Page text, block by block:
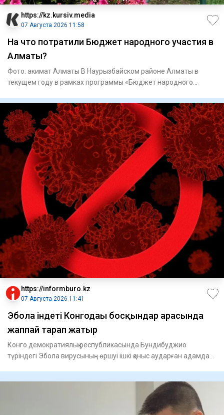
https://kz.kursiv.media
07 Августа 2026 11:58
На что потратили Бюджет народного участия в
Алматы?
Фото: акимат Алматы В Наурызбайском районе Алматы в
текущем году в рамках программы «Бюджет народного
https://informburo.kz
07 Августа 2026 11:41
Эбола індеті Конгодағы босқындар арасында
жаппай тарап жатыр
Конго демократиялық республикасында Бундибуджио
түріндегі Эбола вирусының өршуі ішкі қоныс аударған адамдар